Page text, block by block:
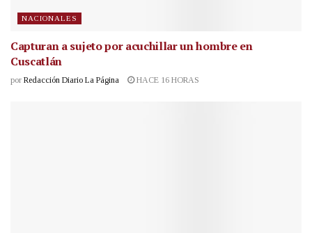
NACIONALES
Capturan a sujeto por acuchillar un hombre en
Cuscatlán
por Redacción Diario La Página HACE 16 HORAS